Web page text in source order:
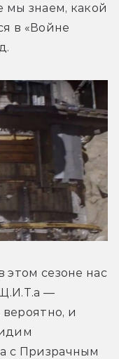
мы знаем, какой
в «Войне
этом сезоне нас
—
и
с Призрачным